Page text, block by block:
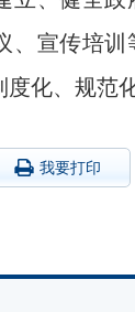
、宣传培
化、规范化
我要打印